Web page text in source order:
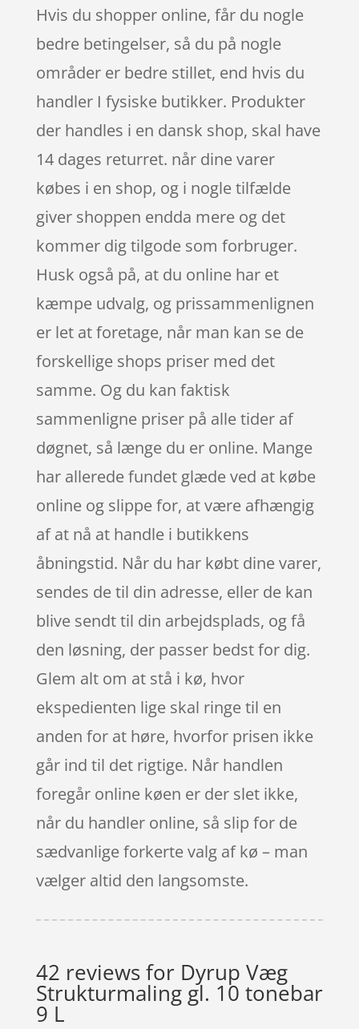
Hvis du shopper online, får du nogle
bedre betingelser, så du på nogle
områder er bedre stillet, end hvis du
handler I fysiske butikker. Produkter
der handles i en dansk shop, skal have
14 dages returret. når dine varer
købes i en shop, og i nogle tilfælde
giver shoppen endda mere og det
kommer dig tilgode som forbruger.
Husk også på, at du online har et
kæmpe udvalg, og prissammenlignen
er let at foretage, når man kan se de
forskellige shops priser med det
samme. Og du kan faktisk
sammenligne priser på alle tider af
døgnet, så længe du er online. Mange
har allerede fundet glæde ved at købe
online og slippe for, at være afhængig
af at nå at handle i butikkens
åbningstid. Når du har købt dine varer,
sendes de til din adresse, eller de kan
blive sendt til din arbejdsplads, og få
den løsning, der passer bedst for dig.
Glem alt om at stå i kø, hvor
ekspedienten lige skal ringe til en
anden for at høre, hvorfor prisen ikke
går ind til det rigtige. Når handlen
foregår online køen er der slet ikke,
når du handler online, så slip for de
sædvanlige forkerte valg af kø – man
vælger altid den langsomste.
42 reviews for Dyrup Væg
Strukturmaling gl. 10 tonebar
9 L